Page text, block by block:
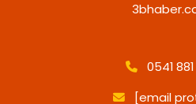
0541
[email